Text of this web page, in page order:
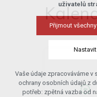
uživatelů
Přijmout
Nastavit
Technická cookies
nutná pro
Vaše údaje zpracováváme v
ochrany osobních údajů z
potřeb: zpětná vazba od